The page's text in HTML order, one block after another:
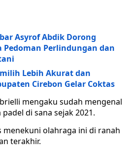
Asyrof Abdik Dorong
Pedoman Perlindungan dan
Lebih Akurat dan
Cirebon Gelar Coktas
mengaku sudah mengenal
di sana sejak 2021.
menekuni olahraga ini di ranah
terakhir.